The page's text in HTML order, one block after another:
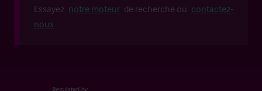
Essayez notre moteur de recherche ou contactez-
nous